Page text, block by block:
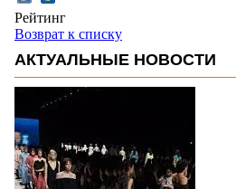
Рейтинг
Возврат к списку
АКТУАЛЬНЫЕ НОВОСТИ